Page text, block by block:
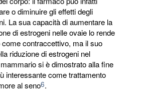
o diminuire gli effetti degli
La sua capacità di aumentare la
di estrogeni nelle ovaie lo rende
come contraccettivo, ma il suo
riduzione di estrogeni nel
si è dimostrato alla fine
interessante come trattamento
al seno6.